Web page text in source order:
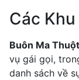
Các
Buôn Ma Thuột
vụ gái gọi,
danh sách về